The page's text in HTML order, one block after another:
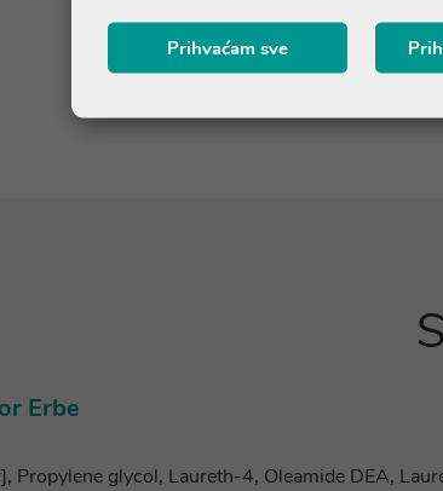
Erbe
Propylene glycol, Laureth-4, Oleamide DEA,
Prihvaćam sve